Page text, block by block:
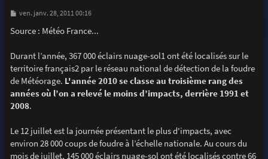
M
s
s
e
ven. janv. 28, 2011 00:16
Source : Météo France...
Durant l’année, 367 000 éclairs nuage-sol1 ont été localisés sur le
territoire français2 par le réseau national de détection de la foudre
de Météorage. L'année 2010 se classe au troisième rang des
années où l’on a relevé le moins d’impacts, derrière 1991 et
2008.
Le 12 juillet est la journée présentant le plus d'impacts, avec
environ 28 000 coups de foudre à l’échelle nationale. Au cours du
mois de juillet, 145 000 éclairs nuage-sol ont été localisés contre 66